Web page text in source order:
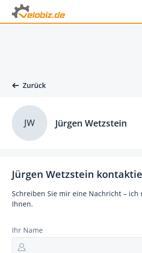
Zurück
Jürgen Wetzstein
Schreiben Sie mir eine Nachricht – ich
Ihnen.
Ihr Name
JW Jürgen Wetzstein